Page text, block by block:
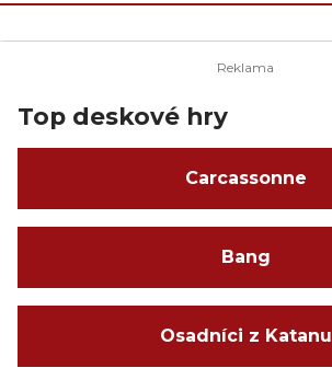
Top deskové hry
Carcassonne
Bang
Osadníci z Katanu